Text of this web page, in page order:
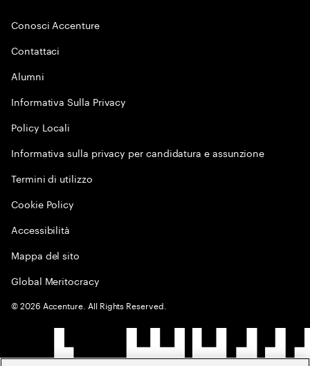
Conosci Accenture
Contattaci
Alumni
Informativa Sulla Privacy
Policy Locali
Informativa sulla privacy per candidatura e assunzione
Termini di utilizzo
Cookie Policy
Accessibilità
Mappa del sito
Global Meritocracy
©2026 Accenture. All Rights Reserved.